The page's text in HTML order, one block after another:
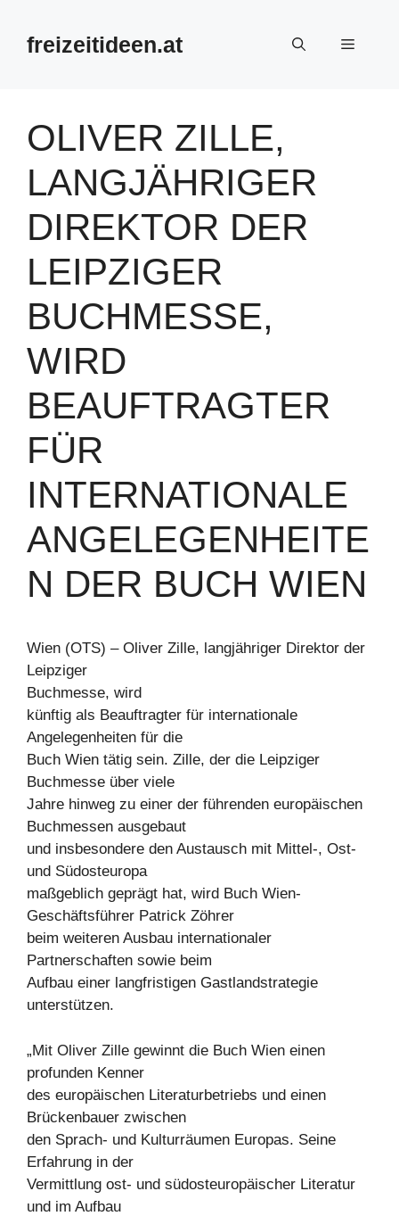
Inhalt
springenfreizeitideen.at Menü
OLIVER ZILLE,
LANGJÄHRIGER
DIREKTOR DER
LEIPZIGER
BUCHMESSE,
WIRD
BEAUFTRAGTER
FÜR
INTERNATIONALE
ANGELEGENHEITE
N DER BUCH WIEN
Wien (OTS) – Oliver Zille, langjähriger Direktor der
Leipziger
Buchmesse, wird
künftig als Beauftragter für internationale
Angelegenheiten für die
Buch Wien tätig sein. Zille, der die Leipziger
Buchmesse über viele
Jahre hinweg zu einer der führenden europäischen
Buchmessen ausgebaut
und insbesondere den Austausch mit Mittel-, Ost-
und Südosteuropa
maßgeblich geprägt hat, wird Buch Wien-
Geschäftsführer Patrick Zöhrer
beim weiteren Ausbau internationaler
Partnerschaften sowie beim
Aufbau einer langfristigen Gastlandstrategie
unterstützen.
„Mit Oliver Zille gewinnt die Buch Wien einen
profunden Kenner
des europäischen Literaturbetriebs und einen
Brückenbauer zwischen
den Sprach- und Kulturräumen Europas. Seine
Erfahrung in der
Vermittlung ost- und südosteuropäischer Literatur
und im Aufbau